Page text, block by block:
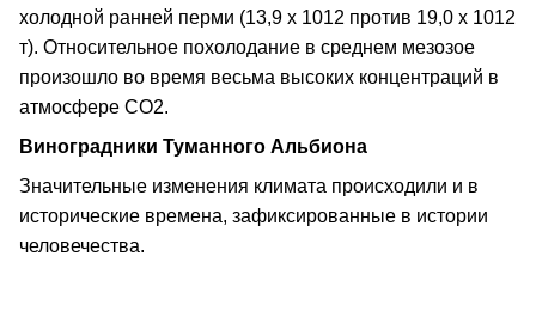
холодной ранней перми (13,9 х 1012 против 19,0 х 1012
т). Относительное похолодание в среднем мезозое
произошло во время весьма высоких концентраций в
атмосфере СО2.
Виноградники Туманного Альбиона
Значительные изменения климата происходили и в
исторические времена, зафиксированные в истории
человечества.